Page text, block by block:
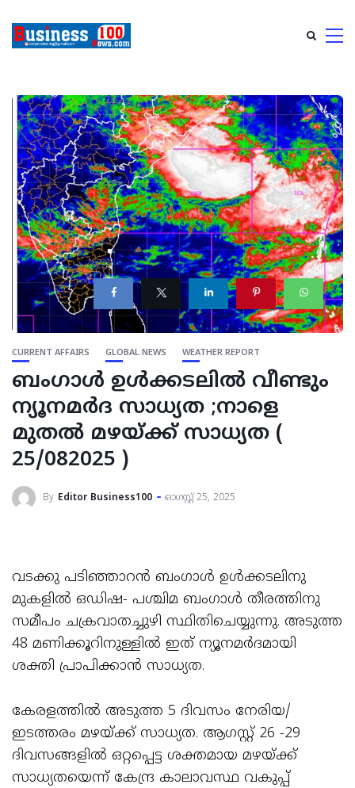
CURRENT AFFAIRS GLOBAL NEWS WEATHER REPORT
ബംഗാൾ ഉൾക്കടലിൽ വീണ്ടും
ന്യൂനമർദ സാധ്യത ;നാളെ
മുതല്‍ മഴയ്ക്ക് സാധ്യത (
25/082025 )
By Editor Business100 ഓഗസ്റ്റ്‌ 25, 2025
വടക്കു പടിഞ്ഞാറൻ ബംഗാൾ ഉൾക്കടലിനു
മുകളിൽ ഒഡിഷ- പശ്ചിമ ബംഗാൾ തീരത്തിനു
സമീപം ചക്രവാതച്ചുഴി സ്ഥിതിചെയ്യുന്നു. അടുത്ത
48 മണിക്കൂറിനുള്ളിൽ ഇത് ന്യൂനമർദമായി
ശക്തി പ്രാപിക്കാൻ സാധ്യത.
കേരളത്തിൽ അടുത്ത 5 ദിവസം നേരിയ/
ഇടത്തരം മഴയ്ക്ക് സാധ്യത. ആഗസ്റ്റ് 26 -29
ദിവസങ്ങളിൽ ഒറ്റപ്പെട്ട ശക്തമായ മഴയ്ക്ക്
സാധ്യതയെന്ന് കേന്ദ്ര കാലാവസ്ഥ വകുപ്പ്